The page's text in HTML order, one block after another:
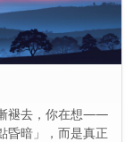
褪去，你在想——
昏暗」，而是真正